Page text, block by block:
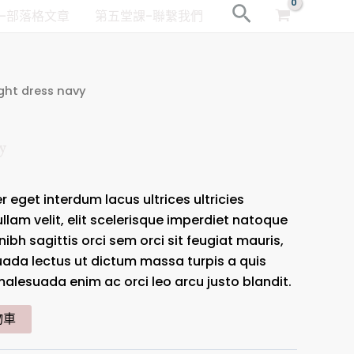
部落格文章 第五堂課-聯繫我們
搜
dress navy
eget interdum lacus ultrices ultricies
velit, elit scelerisque imperdiet natoque
sagittis orci sem orci sit feugiat mauris,
lectus ut dictum massa turpis a quis
enim ac orci leo arcu justo blandit.
車